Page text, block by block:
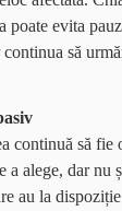
poate evita
să
continuă să fie
a alege, dar nu
au la